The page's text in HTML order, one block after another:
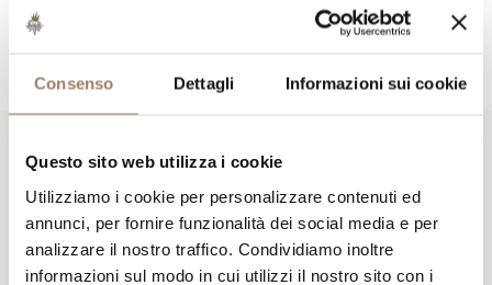
Consenso Dettagli Informazioni sui cookie
Questo sito web utilizza i cookie
Utilizziamo i cookie per personalizzare contenuti ed
annunci, per fornire funzionalità dei social media e per
analizzare il nostro traffico. Condividiamo inoltre
informazioni sul modo in cui utilizzi il nostro sito con i
NEWSLETTER
Restiamoin contatto
Iscriviti alla nostra newsletter per rimanere
aggiornato sulle nostre attività e ricevere offerte
speciali.